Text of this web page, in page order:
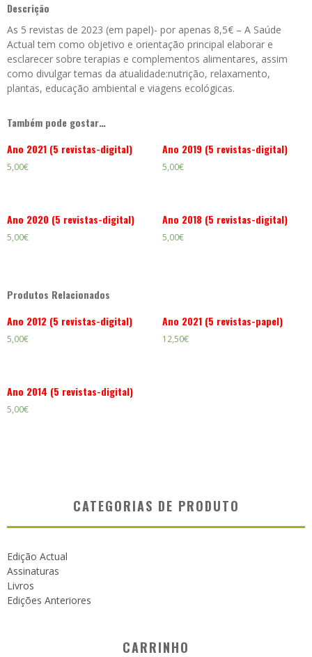
Descrição
As 5 revistas de 2023 (em papel)- por apenas 8,5€ – A Saúde
Actual tem como objetivo e orientação principal elaborar e
esclarecer sobre terapias e complementos alimentares, assim
como divulgar temas da atualidade:nutrição, relaxamento,
plantas, educação ambiental e viagens ecológicas.
Também pode gostar…
Ano 2021 (5 revistas-digital)
5,00€
Ano 2019 (5 revistas-digital)
5,00€
Ano 2020 (5 revistas-digital)
5,00€
Ano 2018 (5 revistas-digital)
5,00€
Produtos Relacionados
Ano 2012 (5 revistas-digital)
5,00€
Ano 2021 (5 revistas-papel)
12,50€
Ano 2014 (5 revistas-digital)
5,00€
CATEGORIAS DE PRODUTO
Edição Actual
Assinaturas
Livros
Edições Anteriores
CARRINHO